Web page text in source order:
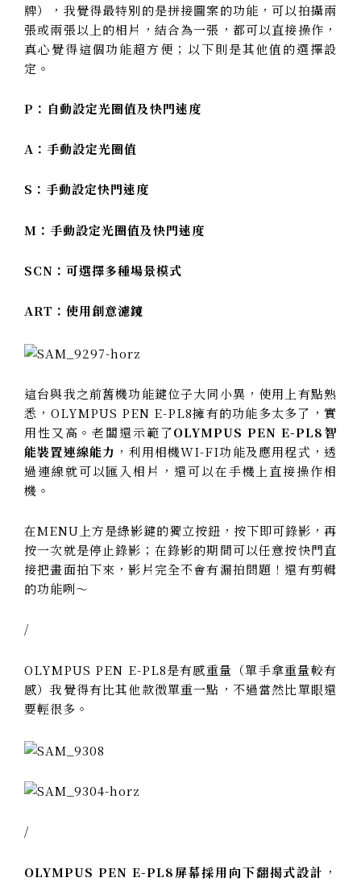
牌），我覺得最特別的是拼接圖案的功能，可以拍攝兩
張或兩張以上的相片，結合為一張，都可以直接操作，
真心覺得這個功能超方便；以下則是其他值的選擇設
定。
P：自動設定光圈值及快門速度
A：手動設定光圈值
S：手動設定快門速度
M：手動設定光圈值及快門速度
SCN：可選擇多種場景模式
ART：使用創意濾鏡
這台與我之前舊機功能鍵位子大同小異，使用上有點熟
悉， OLYMPUS PEN E-PL8擁有的功能多太多了，實
用性又高。老闆還示範了OLYMPUS PEN E-PL8智
能裝置連線能力 ，利用相機WI-FI功能及應用程式，透
過連線就可以匯入相片，還可以在手機上直接操作相
機。
在MENU上方是綠影鍵的獨立按鈕，按下即可錄影，再
按一次就是停止錄影；在錄影的期間可以任意按快門直
接把畫面拍下來，影片完全不會有漏拍問題！還有剪輯
的功能咧～
/
OLYMPUS PEN E-PL8是有感重量（單手拿重量較有
感）我覺得有比其他款微單重一點，不過當然比單眼還
要輕很多。
/
OLYMPUS PEN E-PL8屏幕採用向下翻揭式設計 ，